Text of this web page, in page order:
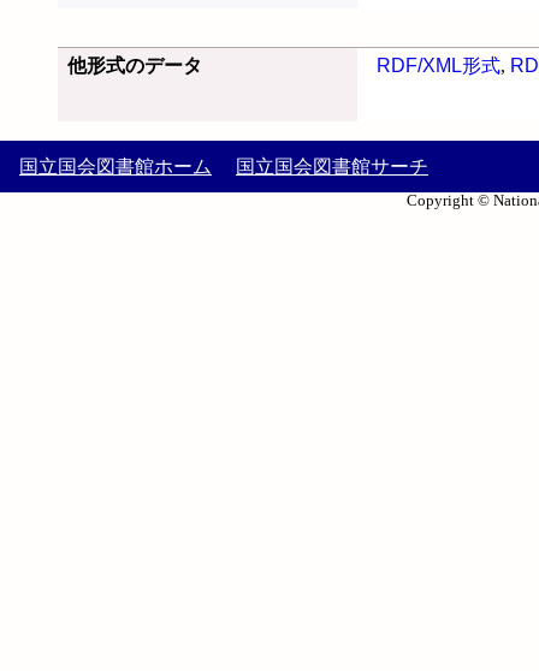
他形式のデータ RDF/XML形式,
国立国会図書館ホーム 国立国会図書館サーチ
Copyright ©